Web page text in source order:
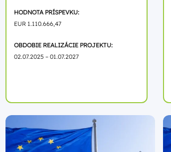
HODNOTA PRÍSPEVKU:
EUR 1.110.666,47
OBDOBIE REALIZÁCIE PROJEKTU:
02.07.2025 – 01.07.2027